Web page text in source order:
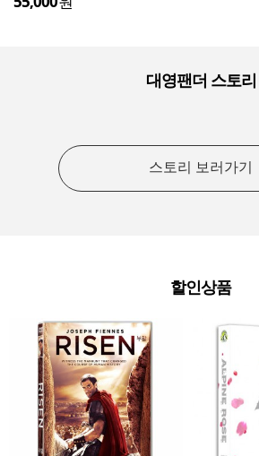
대영팬더 스토리
스토리 보러가기
할인상품